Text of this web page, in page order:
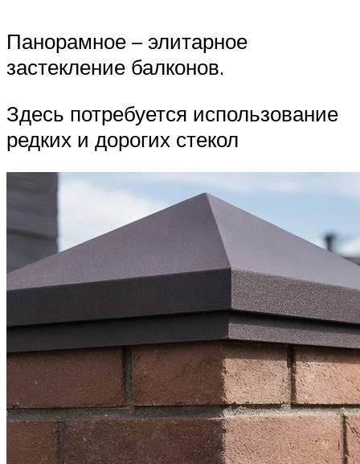
Панорамное – элитарное
застекление балконов.
Здесь потребуется использование
редких и дорогих стекол